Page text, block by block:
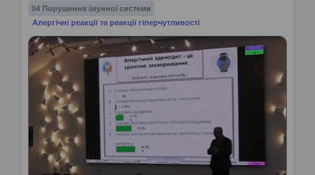
04 Порушення імунної системи
Алергічні реакції та реакції гіперчутливості